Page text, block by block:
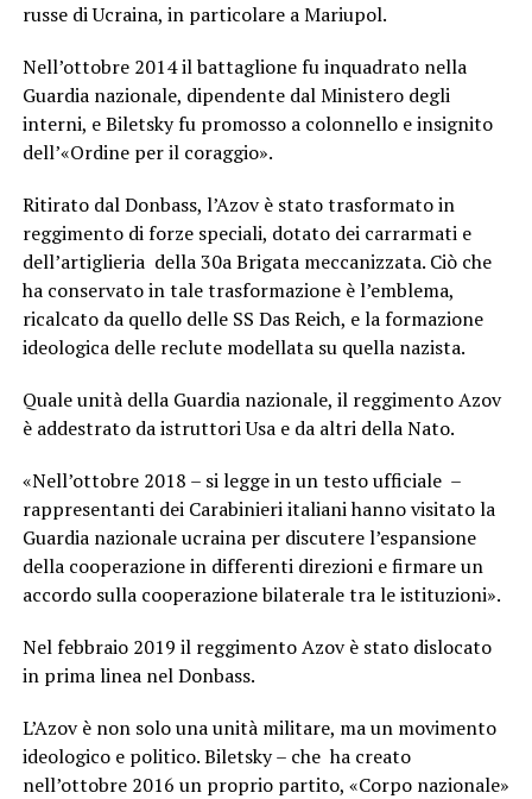
russe di Ucraina, in particolare a Mariupol.
Nell’ottobre 2014 il battaglione fu inquadrato nella
Guardia nazionale, dipendente dal Ministero degli
interni, e Biletsky fu promosso a colonnello e insignito
dell’«Ordine per il coraggio».
Ritirato dal Donbass, l’Azov è stato trasformato in
reggimento di forze speciali, dotato dei carrarmati e
dell’artiglieria della 30a Brigata meccanizzata. Ciò che
ha conservato in tale trasformazione è l’emblema,
ricalcato da quello delle SS Das Reich, e la formazione
ideologica delle reclute modellata su quella nazista.
Quale unità della Guardia nazionale, il reggimento Azov
è addestrato da istruttori Usa e da altri della Nato.
«Nell’ottobre 2018 – si legge in un testo ufficiale –
rappresentanti dei Carabinieri italiani hanno visitato la
Guardia nazionale ucraina per discutere l’espansione
della cooperazione in differenti direzioni e firmare un
accordo sulla cooperazione bilaterale tra le istituzioni».
Nel febbraio 2019 il reggimento Azov è stato dislocato
in prima linea nel Donbass.
L’Azov è non solo una unità militare, ma un movimento
ideologico e politico. Biletsky – che ha creato
nell’ottobre 2016 un proprio partito, «Corpo nazionale»